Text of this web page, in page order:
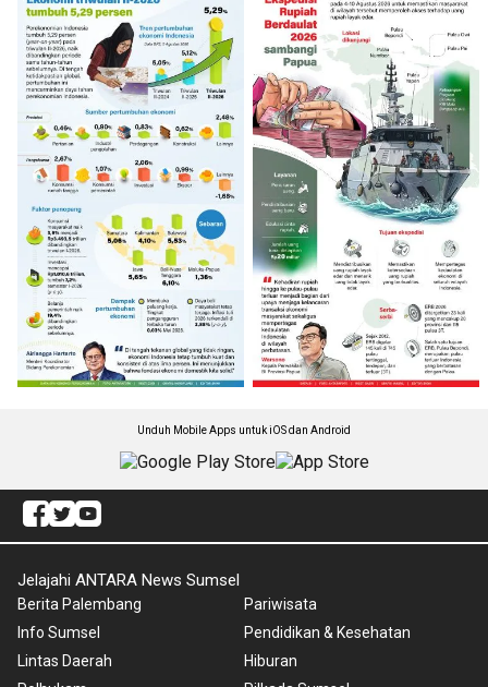
Unduh Mobile Apps untuk iOS dan Android
Jelajahi ANTARA News Sumsel
Berita Palembang
Info Sumsel
Lintas Daerah
Pariwisata
Pendidikan & Kesehatan
Hiburan